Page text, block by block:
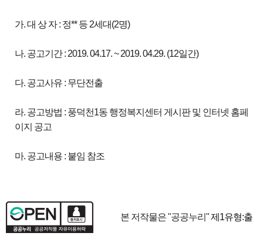
가. 대 상 자 : 정** 등 2세대(2명)
나. 공고기간 : 2019. 04.17. ~ 2019. 04.29. (12일간)
다. 공고사유 : 무단전출
라. 공고방법 : 풍덕천1동 행정복지센터 게시판 및 인터넷 홈페
이지 공고
마. 공고내용 : 붙임 참조
본 저작물은 "공공누리"제1유형:출